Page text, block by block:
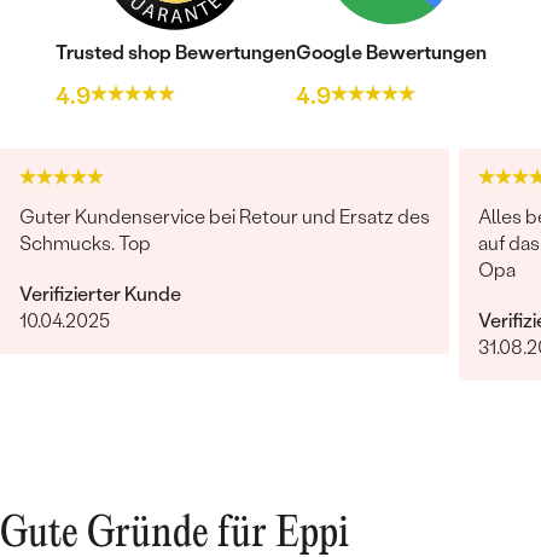
Trusted shop Bewertungen
4.9
Google Bewertungen
4.9
Guter Kundenservice bei Retour und Ersatz des
Schmucks. Top
Verifizierter Kunde
10.04.2025
Alles
auf
Opa
Gute Gründe für Eppi